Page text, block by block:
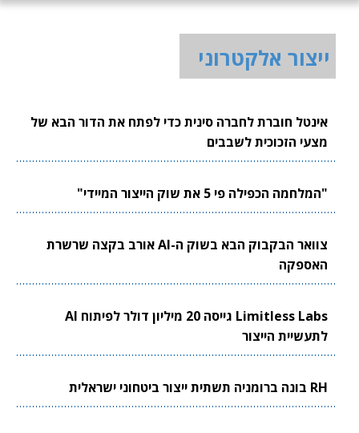
ייצור אלקטרוני
אינטל חוברת לחברה סינית כדי לפתח את הדור הבא של
מצעי הזכוכית לשבבים
"המלחמה הכפילה פי 5 את שוק הייצור המיידי"
צוואר הבקבוק הבא בשוק ה-AI אורב בקצה שרשרת
האספקה
Limitless Labs גייסה 20 מיליון דולר לפיתוח AI
לתעשיית הייצור
RH בונה ברומניה תשתית ייצור ביטחוני ישראלית